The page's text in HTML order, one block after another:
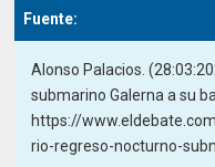
Fuente:
Alonso Palacios.
submarino Galerna a su
https://
rio-regreso-nocturno-